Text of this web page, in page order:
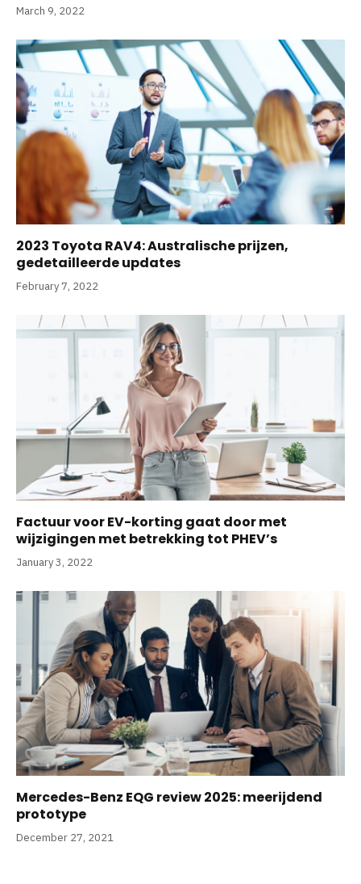
March 9, 2022
2023 Toyota RAV4: Australische prijzen,
gedetailleerde updates
February 7, 2022
Factuur voor EV-korting gaat door met
wijzigingen met betrekking tot PHEV’s
January 3, 2022
Mercedes-Benz EQG review 2025: meerijdend
prototype
December 27, 2021